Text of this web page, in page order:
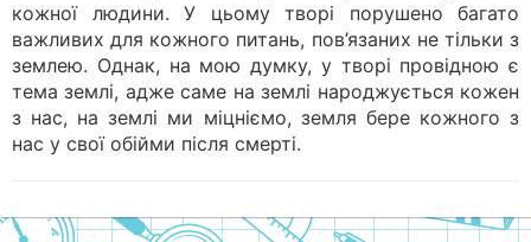
кожної людини. У цьому творі порушено багато
важливих для кожного питань, пов’язаних не тільки з
землею. Однак, на мою думку, у творі провідною є
тема землі, адже саме на землі народжується кожен
з нас, на землі ми міцніємо, земля бере кожного з
нас у свої обійми після смерті.